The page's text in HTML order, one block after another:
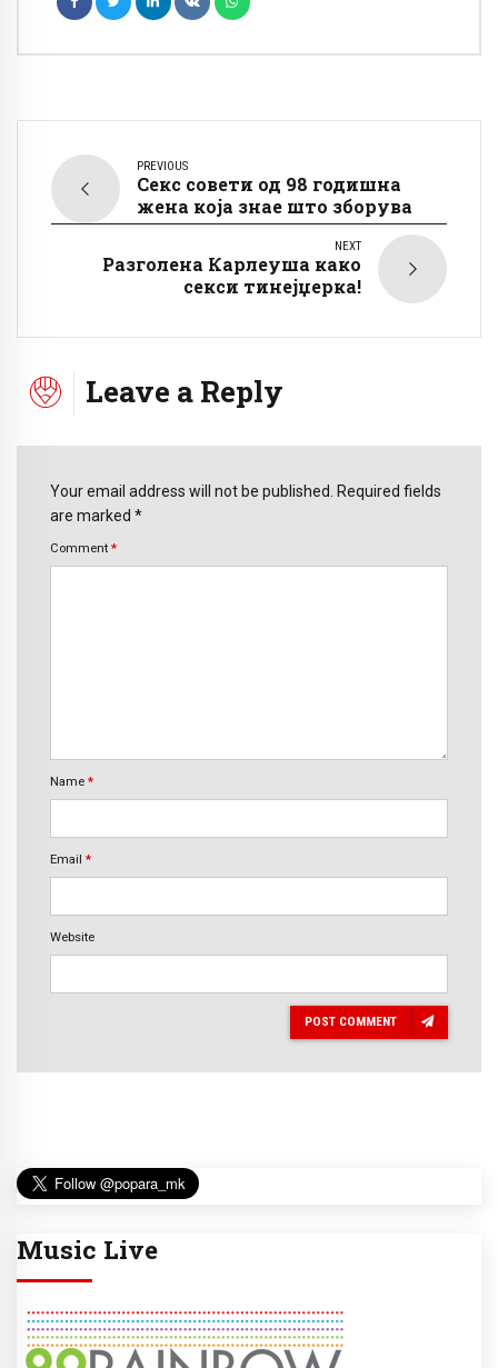
PREVIOUS
Секс совети од 98 годишна
жена која знае што зборува
NEXT
Разголена Карлеуша како
секси тинејџерка!
Leave a Reply
Your email address will not be published. Required fields
are marked *
Comment *
Name *
Email *
Website
POST COMMENT
Music Live